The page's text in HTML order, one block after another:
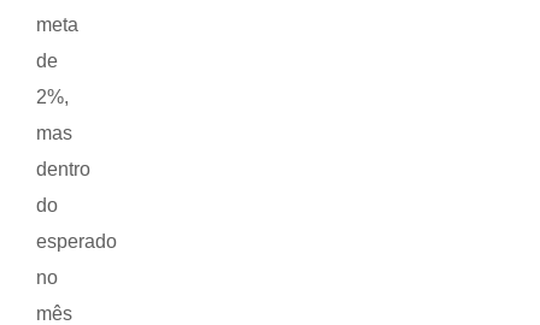
meta
de
2%,
mas
dentro
do
esperado
no
mês